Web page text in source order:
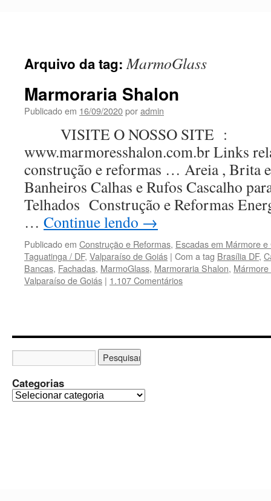
Arquivo da tag:MarmoGlass
Marmoraria Shalon
Publicado em 16/09/2020poradmin
VISITE O NOSSO SITE :
www.marmoresshalon.com.br Links
construção e reformas … Areia , Brita
Banheiros Calhas e Rufos Cascalho
Telhados Construção e Reformas
… Continue lendo →
Publicado em Construção e Reformas, Escadas em Mármore e
Taguatinga / DF, Valparaíso de Goiás | Com a tag Brasília DF,
Bancas, Fachadas, MarmoGlass, Marmoraria Shalon,
Valparaíso de Goiás | 1.107 Comentários
Categorias
C